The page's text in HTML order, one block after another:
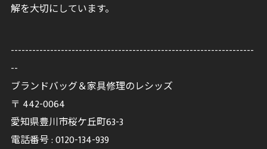
解を大切にしています。
--------------------------------------------------------------------
--
ブランドバッグ＆家具修理のレシッズ
〒 442-0064
愛知県豊川市桜ケ丘町63-3
電話番号 :0120-134-939